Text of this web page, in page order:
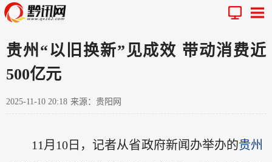
贵州“以旧换新”见成效 带动消费近
500亿元
2025-11-10 20:18 来源：贵阳网
11月10日，记者从省政府新闻办举办的贵州